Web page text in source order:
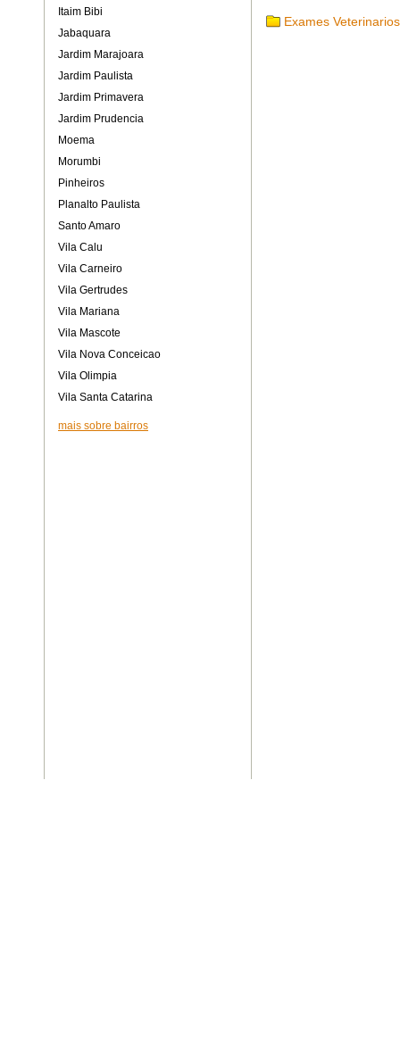
Itaim Bibi
Jabaquara
Jardim Marajoara
Jardim Paulista
Jardim Primavera
Jardim Prudencia
Moema
Morumbi
Pinheiros
Planalto Paulista
Santo Amaro
Vila Calu
Vila Carneiro
Vila Gertrudes
Vila Mariana
Vila Mascote
Vila Nova Conceicao
Vila Olimpia
Vila Santa Catarina
mais sobre bairros
Exames Veterinarios